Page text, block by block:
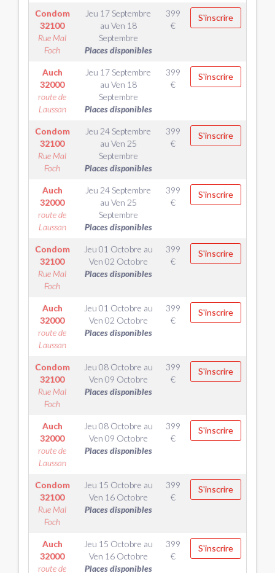
Condom
32100
Rue Mal
Foch
Jeu 17 Septembre
au Ven 18
Septembre
Places disponibles
399
€
S'inscrire
Auch
32000
route de
Laussan
Jeu 17 Septembre
au Ven 18
Septembre
Places disponibles
399
€
S'inscrire
Condom
32100
Rue Mal
Foch
Jeu 24 Septembre
au Ven 25
Septembre
Places disponibles
399
€
S'inscrire
Auch
32000
route de
Laussan
Jeu 24 Septembre
au Ven 25
Septembre
Places disponibles
399
€
S'inscrire
Condom
32100
Rue Mal
Foch
Jeu 01 Octobre au
Ven 02 Octobre
Places disponibles
399
€
S'inscrire
Auch
32000
route de
Laussan
Jeu 01 Octobre au
Ven 02 Octobre
Places disponibles
399
€
S'inscrire
Condom
32100
Rue Mal
Foch
Jeu 08 Octobre au
Ven 09 Octobre
Places disponibles
399
€
S'inscrire
Auch
32000
route de
Laussan
Jeu 08 Octobre au
Ven 09 Octobre
Places disponibles
399
€
S'inscrire
Condom
32100
Rue Mal
Foch
Jeu 15 Octobre au
Ven 16 Octobre
Places disponibles
399
€
S'inscrire
Auch
32000
route de
Jeu 15 Octobre au
Ven 16 Octobre
Places disponibles
399
€
S'inscrire